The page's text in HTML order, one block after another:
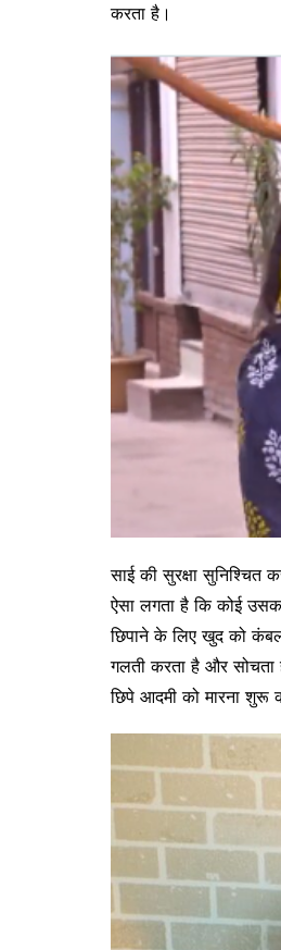
करता है।
साई की सुरक्षा
ऐसा लगता है कि कोई
छिपाने के लिए खुद को
गलती करता है और
छिपे आदमी को मारना शुरू